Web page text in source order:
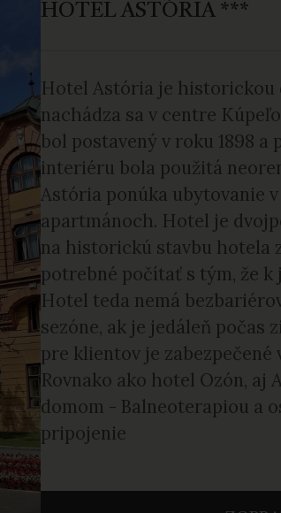
HOTEL ASTÓRIA ***
Hotel Astória je historickou
nachádza sa v centre
bol postavený v roku 1898 a
interiéru bola použitá
Astória ponúka ubytovanie
apartmánoch. Hotel je
na historickú stavbu hotela
potrebné počítať s tým, že k
Hotel teda nemá
sezóne, ak je jedáleň počas
pre klientov je zabezpečené
Rovnako ako hotel Ozón, aj
domom - Balneoterapiou a
pripojenie